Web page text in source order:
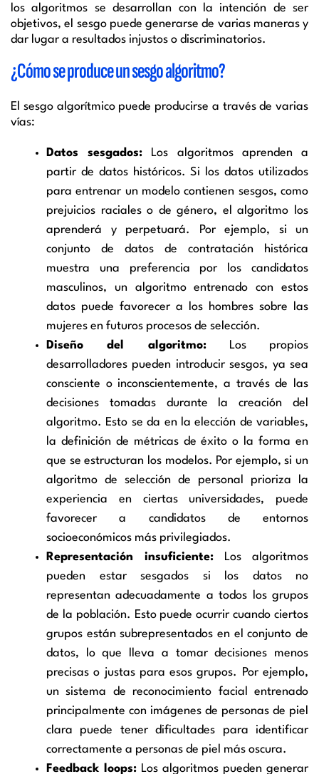
los algoritmos se desarrollan con la intención de ser
objetivos, el sesgo puede generarse de varias maneras y
dar lugar a resultados injustos o discriminatorios.
¿Cómo se produce un sesgo algoritmo?
El sesgo algorítmico puede producirse a través de varias
vías:
Datos sesgados: Los algoritmos aprenden a
partir de datos históricos. Si los datos utilizados
para entrenar un modelo contienen sesgos, como
prejuicios raciales o de género, el algoritmo los
aprenderá y perpetuará. Por ejemplo, si un
conjunto de datos de contratación histórica
muestra una preferencia por los candidatos
masculinos, un algoritmo entrenado con estos
datos puede favorecer a los hombres sobre las
mujeres en futuros procesos de selección.
Diseño del algoritmo:Los propios
desarrolladores pueden introducir sesgos, ya sea
consciente o inconscientemente, a través de las
decisiones tomadas durante la creación del
algoritmo. Esto se da en la elección de variables,
la definición de métricas de éxito o la forma en
que se estructuran los modelos. Por ejemplo, si un
algoritmo de selección de personal prioriza la
experiencia en ciertas universidades, puede
favorecer a candidatos de entornos
socioeconómicos más privilegiados.
Representación insuficiente: Los algoritmos
pueden estar sesgados si los datos no
representan adecuadamente a todos los grupos
de la población. Esto puede ocurrir cuando ciertos
grupos están subrepresentados en el conjunto de
datos, lo que lleva a tomar decisiones menos
precisas o justas para esos grupos. Por ejemplo,
un sistema de reconocimiento facial entrenado
principalmente con imágenes de personas de piel
clara puede tener dificultades para identificar
correctamente a personas de piel más oscura.
Feedback loops: Los algoritmos pueden generar